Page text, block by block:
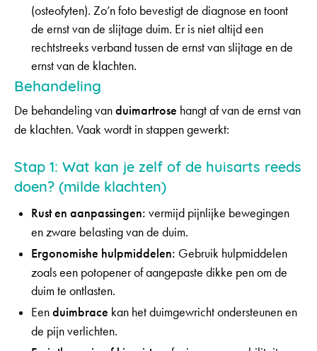
(osteofyten). Zo’n foto bevestigt de diagnose en toont
de ernst van de slijtage duim. Er is niet altijd een
rechtstreeks verband tussen de ernst van slijtage en de
ernst van de klachten.
Behandeling
De behandeling van duimartrose hangt af van de ernst van
de klachten. Vaak wordt in stappen gewerkt:
Stap 1: Wat kan je zelf of de huisarts reeds
doen? (milde klachten)
Rust en aanpassingen: vermijd pijnlijke bewegingen
en zware belasting van de duim.
Ergonomishe hulpmiddelen: Gebruik hulpmiddelen
zoals een potopener of aangepaste dikke pen om de
duim te ontlasten.
Een duimbrace kan het duimgewricht ondersteunen en
de pijn verlichten.